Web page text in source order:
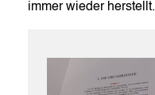
immer wieder herstellt.